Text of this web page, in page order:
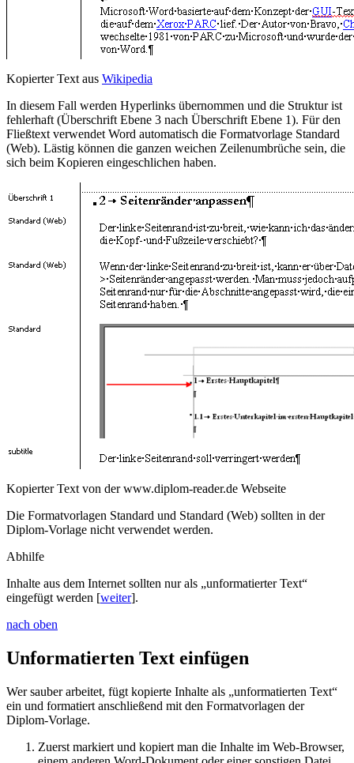
Kopierter Text aus Wikipedia
In diesem Fall werden Hyperlinks übernommen und die Struktur ist
fehlerhaft (Überschrift Ebene 3 nach Überschrift Ebene 1). Für den
Fließtext verwendet Word automatisch die Formatvorlage Standard
(Web). Lästig können die ganzen weichen Zeilenumbrüche sein, die
sich beim Kopieren eingeschlichen haben.
Kopierter Text von der www.diplom-reader.de Webseite
Die Formatvorlagen Standard und Standard (Web) sollten in der
Diplom-Vorlage nicht verwendet werden.
Abhilfe
Inhalte aus dem Internet sollten nur als „unformatierter Text“
eingefügt werden [weiter].
nach oben
Unformatierten Text einfügen
Wer sauber arbeitet, fügt kopierte Inhalte als „unformatierten Text“
ein und formatiert anschließend mit den Formatvorlagen der
Diplom-Vorlage.
Zuerst markiert und kopiert man die Inhalte im Web-Browser,